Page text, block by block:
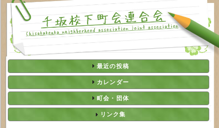
最近の投稿
カレンダー
町会・団体
リンク集